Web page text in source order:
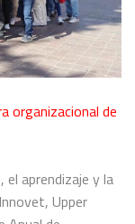
organizacional de
aprendizaje y la
Upper